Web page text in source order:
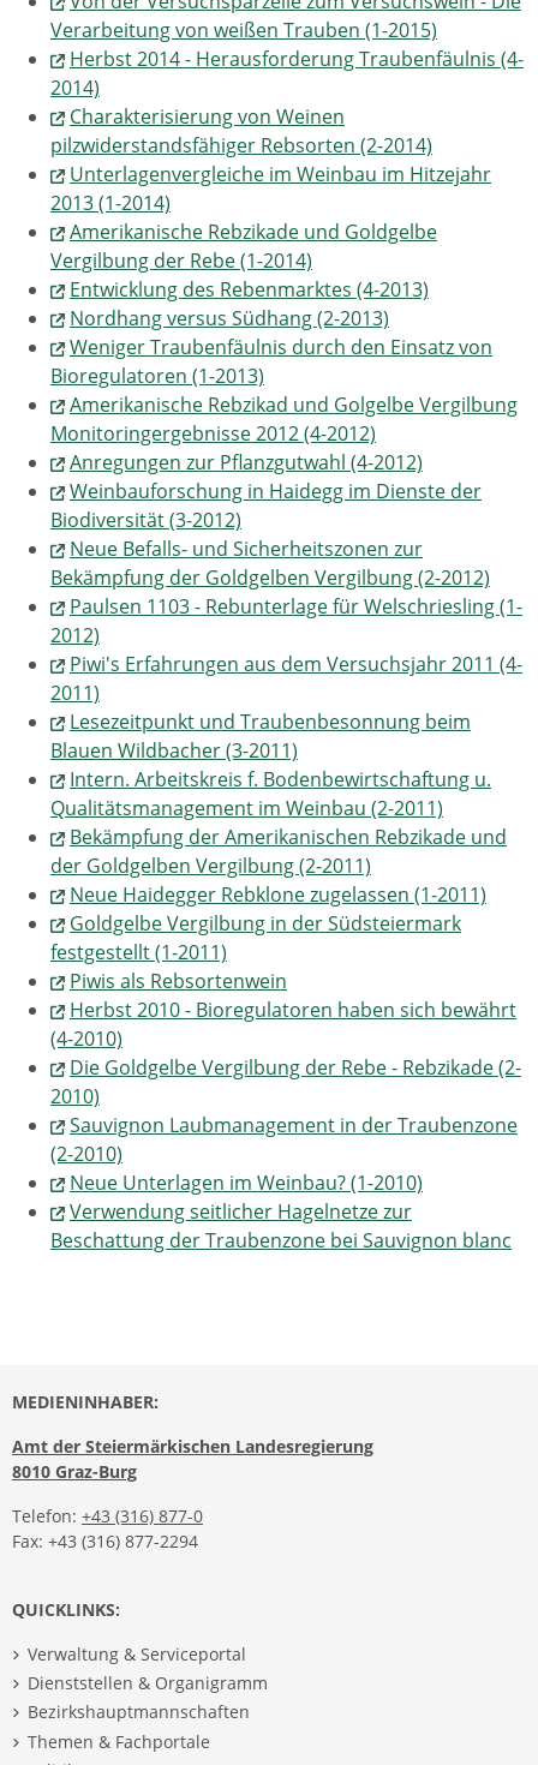
Verarbeitung von weißen Trauben (1-2015)
Herbst 2014 - Herausforderung Traubenfäulnis (4-
2014)
Charakterisierung von Weinen
pilzwiderstandsfähiger Rebsorten (2-2014)
Unterlagenvergleiche im Weinbau im Hitzejahr
2013 (1-2014)
Amerikanische Rebzikade und Goldgelbe
Vergilbung der Rebe (1-2014)
Entwicklung des Rebenmarktes (4-2013)
Nordhang versus Südhang (2-2013)
Weniger Traubenfäulnis durch den Einsatz von
Bioregulatoren (1-2013)
Amerikanische Rebzikad und Golgelbe Vergilbung
Monitoringergebnisse 2012 (4-2012)
Anregungen zur Pflanzgutwahl (4-2012)
Weinbauforschung in Haidegg im Dienste der
Biodiversität (3-2012)
Neue Befalls- und Sicherheitszonen zur
Bekämpfung der Goldgelben Vergilbung (2-2012)
Paulsen 1103 - Rebunterlage für Welschriesling (1-
2012)
Piwi's Erfahrungen aus dem Versuchsjahr 2011 (4-
2011)
Lesezeitpunkt und Traubenbesonnung beim
Blauen Wildbacher (3-2011)
Intern. Arbeitskreis f. Bodenbewirtschaftung u.
Qualitätsmanagement im Weinbau (2-2011)
Bekämpfung der Amerikanischen Rebzikade und
der Goldgelben Vergilbung (2-2011)
Neue Haidegger Rebklone zugelassen (1-2011)
Goldgelbe Vergilbung in der Südsteiermark
festgestellt (1-2011)
Piwis als Rebsortenwein
Herbst 2010 - Bioregulatoren haben sich bewährt
(4-2010)
Die Goldgelbe Vergilbung der Rebe - Rebzikade (2-
2010)
Sauvignon Laubmanagement in der Traubenzone
(2-2010)
Neue Unterlagen im Weinbau? (1-2010)
Verwendung seitlicher Hagelnetze zur
Beschattung der Traubenzone bei Sauvignon blanc
MEDIENINHABER:
Amt der Steiermärkischen Landesregierung
8010 Graz-Burg
Telefon: +43 (316) 877-0
Fax: +43 (316) 877-2294
QUICKLINKS:
Verwaltung & Serviceportal
Dienststellen & Organigramm
Bezirkshauptmannschaften
Themen & Fachportale